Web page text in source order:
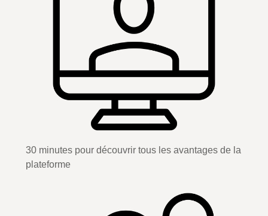
30 minutes pour découvrir tous les avantages de la
plateforme